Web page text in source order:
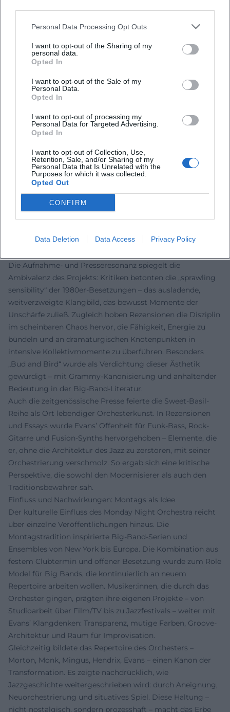
Personal Data Processing Opt Outs
I want to opt-out of the Sharing of my
personal data.
Opted In
I want to opt-out of the Sale of my
Personal Data.
Opted In
I want to opt-out of processing my
Personal Data for Targeted Advertising.
Opted In
I want to opt-out of Collection, Use,
Retention, Sale, and/or Sharing of my
Personal Data that Is Unrelated with the
Purposes for which it was collected.
Opted Out
CONFIRM
Data Deletion Data Access Privacy Policy
Metronom, sondern als formbildende Kraft; der E-Bass
gestaltet Groove-Topografien; E-Piano und Synthesizer
schaffen harmonische Horizonte; Gitarrenfuzz und
Effekttexturen setzen Akzente. Die Bläserstimmen werden
nicht nur in Sätzen geführt, sondern als Schichten und
Kontrapunkte eingesetzt. Diese Produktion im Live-Raum
eruptiven Soli pendeln – eine dramaturgische Anlage, die
Improvisation als kompositorisches Werkzeug denkt.
aus Post-Bop, Fusion und orchestraler Jazzmoderne. Evans,
der seit den 1950ern mit Miles Davis Maßstäbe in Sachen
Orchestrierung gesetzt hatte, überführte seine Konzepte
hier in die elektronische Gegenwart. Das Ergebnis: eine
zeitlose Klangsprache, die den Jazz sowohl an seine
Kritische Rezeption: Zwischen „sprawling sensibility“ und
Die Aufnahme- und Presseresonanz spiegelt die
Ambivalenz des Projekts: Kritiken betonten die „sprawling
sensibility“ der 1980er-Besetzungen – das ausladende,
weitverzweigte Klangbild, das bewusst Momente der
Unschärfe zuließ. Zugleich hoben Rezensionen die Disziplin
im scheinbaren Chaos hervor, die Fähigkeit, Energie zu
bündeln und an dramaturgischen Knotenpunkten in
intensive Kollektivmomente zu überführen. Besonders
„Bud and Bird“ wurde als Verdichtung dieser Ästhetik
gewürdigt – mit Grammy-Kanonisierung und anhaltender
Bedeutung in der Big-Band-Literatur.
Auch die zeitgenössische Presse feierte die Sweet-Basil-
Reihe als Ort lebendiger Orchesterkunst. In Rezensionen
und Essays wurde Evans’ Offenheit für Funk-Bass, Rock-
Gitarre und Fusion-Synths hervorgehoben – Elemente, die
er, ohne die Architektur des Jazz zu zerstören, mit seiner
Orchestrierung verschmolz. So ergab sich eine kritische
Perspektive, die sowohl den Modernisierer als auch den
Traditionsbewahrer sah.
Einfluss und Nachwirkungen: Montags als Idee
Der kulturelle Einfluss des Monday Night Orchestra reicht
über einzelne Veröffentlichungen hinaus. Die
Montagstradition inspirierte Big-Band-Serien und
Ensembles von New York bis Europa. Die Kombination aus
festem Clubtermin und offener Besetzung wurde zum Role
Model für Big Bands, die kontinuierlich an neuem
Repertoire arbeiten wollen. Musiker:innen, die durch das
Orchester gingen, prägten ihre eigenen Projekte – von
Studioarbeit über Film/TV bis zu Jazzfestivals – weiter mit
Evans’ Klangdenken: Transparenz, mutige Farben, Groove-
Architektur und Raum für Improvisation.
Gleichzeitig bildete das Repertoire des Orchesters –
Morton, Monk, Mingus, Hendrix, Evans – einen Kanon der
Transformation. Es zeigte nachdrücklich, wie
Jazzgeschichte weitergeschrieben wird: durch Aneignung,
Neuorchestrierung und situatives Spiel. Diese Haltung –
nicht nostalgisch, sondern prozesshaft – macht das Erbe